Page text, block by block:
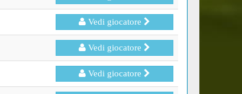
Vedi giocatore
Vedi giocatore
Vedi giocatore